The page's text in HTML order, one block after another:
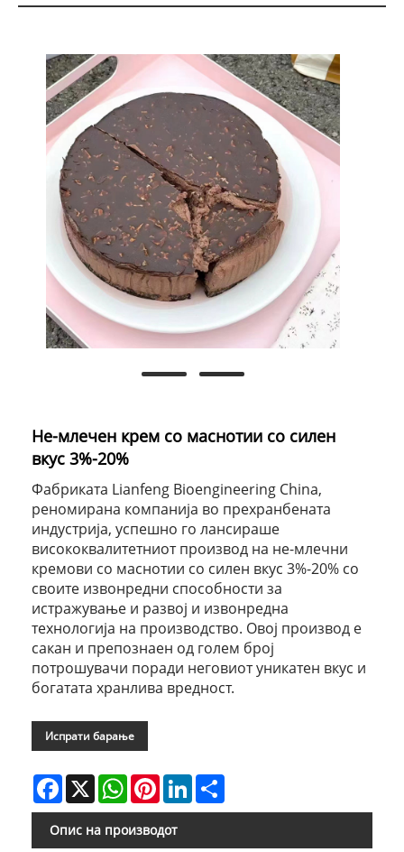
Не-млечен крем со маснотии со силен
вкус 3%-20%
Фабриката Lianfeng Bioengineering China,
реномирана компанија во прехранбената
индустрија, успешно го лансираше
висококвалитетниот производ на не-млечни
кремови со маснотии со силен вкус 3%-20% со
своите извонредни способности за
истражување и развој и извонредна
технологија на производство. Овој производ е
сакан и препознаен од голем број
потрошувачи поради неговиот уникатен вкус и
богатата хранлива вредност.
Испрати барање
Facebook
X WhatsAppPinterestLinkedIn
Опис на производот